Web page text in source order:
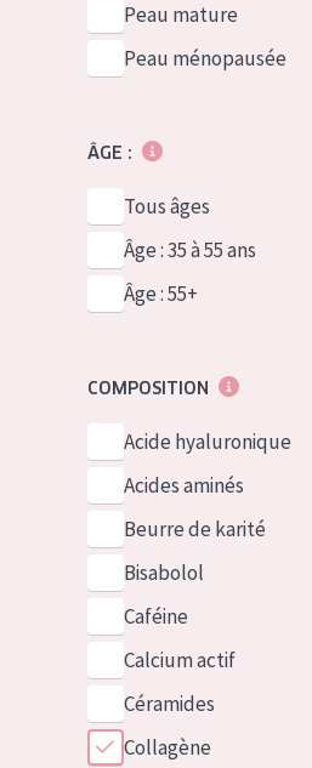
Peau mature
Peau ménopausée
ÂGE :
Tous âges
Âge : 35 à 55 ans
Âge : 55+
COMPOSITION
Acide hyaluronique
Acides aminés
Beurre de karité
Bisabolol
Caféine
Calcium actif
Céramides
Collagène